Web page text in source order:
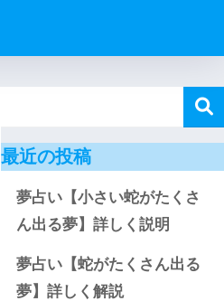
最近の投稿
夢占い【小さい蛇がたくさ
ん出る夢】詳しく説明
夢占い【蛇がたくさん出る
夢】詳しく解説